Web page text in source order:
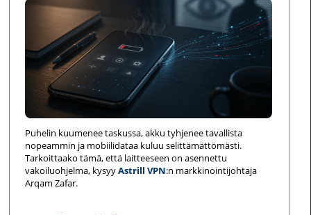
Puhelin kuumenee taskussa, akku tyhjenee tavallista
nopeammin ja mobiilidataa kuluu selittämättömästi.
Tarkoittaako tämä, että laitteeseen on asennettu
vakoiluohjelma, kysyyAstrill VPN:n markkinointijohtaja
Arqam Zafar.